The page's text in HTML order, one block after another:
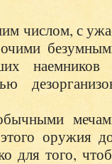
числом, с
оружия
для того,